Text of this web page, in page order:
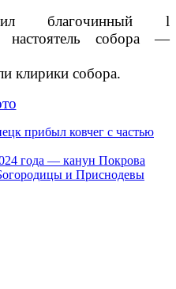
благочинный l
настоятель собора —
клирики собора.
прибыл ковчег с частью
года — канун Покрова
и Приснодевы